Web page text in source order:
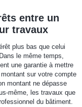
entre un
travaux
plus bas que celui
le même temps,
une garantie à mettre
sur votre compte
montant ne dépasse
même, les travaux que
du bâtiment.